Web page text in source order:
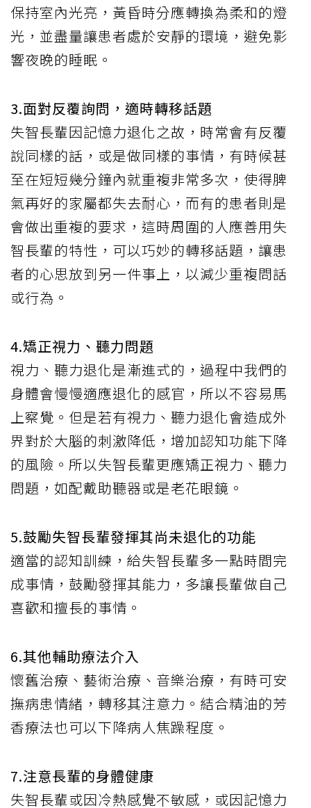
保持室內光亮，黃昏時分應轉換為柔和的燈
光，並盡量讓患者處於安靜的環境，避免影
響夜晚的睡眠。
3.面對反覆詢問，適時轉移話題
失智長輩因記憶力退化之故，時常會有反覆
說同樣的話，或是做同樣的事情，有時候甚
至在短短幾分鐘內就重複非常多次，使得脾
氣再好的家屬都失去耐心，而有的患者則是
會做出重複的要求，這時周圍的人應善用失
智長輩的特性，可以巧妙的轉移話題，讓患
者的心思放到另一件事上，以減少重複問話
或行為。
4.矯正視力、聽力問題
視力、聽力退化是漸進式的，過程中我們的
身體會慢慢適應退化的感官，所以不容易馬
上察覺。但是若有視力、聽力退化會造成外
界對於大腦的刺激降低，增加認知功能下降
的風險。所以失智長輩更應矯正視力、聽力
問題，如配戴助聽器或是老花眼鏡。
5.鼓勵失智長輩發揮其尚未退化的功能
適當的認知訓練，給失智長輩多一點時間完
成事情，鼓勵發揮其能力，多讓長輩做自己
喜歡和擅長的事情。
6.其他輔助療法介入
懷舊治療、藝術治療、音樂治療，有時可安
撫病患情緒，轉移其注意力。結合精油的芳
香療法也可以下降病人焦躁程度。
7.注意長輩的身體健康
失智長輩或因冷熱感覺不敏感，或因記憶力